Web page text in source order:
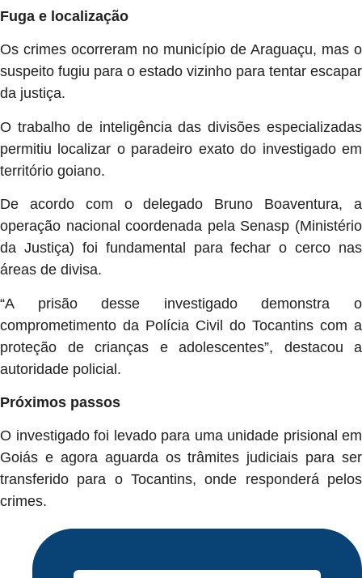
Fuga e localização
Os crimes ocorreram no município de Araguaçu, mas o
suspeito fugiu para o estado vizinho para tentar escapar
da justiça.
O trabalho de inteligência das divisões especializadas
permitiu localizar o paradeiro exato do investigado em
território goiano.
De acordo com o delegado Bruno Boaventura, a
operação nacional coordenada pela Senasp (Ministério
da Justiça) foi fundamental para fechar o cerco nas
áreas de divisa.
“A prisão desse investigado demonstra o
comprometimento da Polícia Civil do Tocantins com a
proteção de crianças e adolescentes”, destacou a
autoridade policial.
Próximos passos
O investigado foi levado para uma unidade prisional em
Goiás e agora aguarda os trâmites judiciais para ser
transferido para o Tocantins, onde responderá pelos
crimes.